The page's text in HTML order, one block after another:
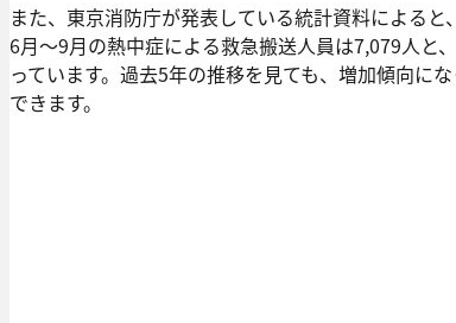
また、東京消防庁が発表している統計資料によると
6月～9月の熱中症による救急搬送人員は7,079人と
っています。過去5年の推移を見ても、増加傾向に
できます。